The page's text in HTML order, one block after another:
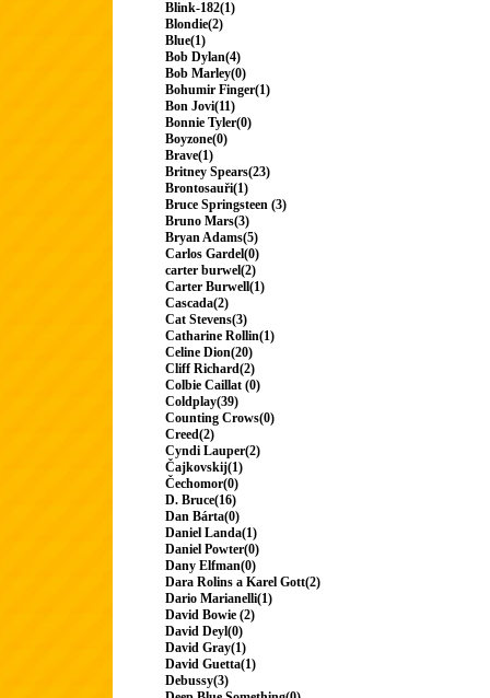
Blink-182(1)
Blondie(2)
Blue(1)
Bob Dylan(4)
Bob Marley(0)
Bohumir Finger(1)
Bon Jovi(11)
Bonnie Tyler(0)
Boyzone(0)
Brave(1)
Britney Spears(23)
Brontosauři(1)
Bruce Springsteen (3)
Bruno Mars(3)
Bryan Adams(5)
Carlos Gardel(0)
carter burwel(2)
Carter Burwell(1)
Cascada(2)
Cat Stevens(3)
Catharine Rollin(1)
Celine Dion(20)
Cliff Richard(2)
Colbie Caillat (0)
Coldplay(39)
Counting Crows(0)
Creed(2)
Cyndi Lauper(2)
Čajkovskij(1)
Čechomor(0)
D. Bruce(16)
Dan Bárta(0)
Daniel Landa(1)
Daniel Powter(0)
Dany Elfman(0)
Dara Rolins a Karel Gott(2)
Dario Marianelli(1)
David Bowie (2)
David Deyl(0)
David Gray(1)
David Guetta(1)
Debussy(3)